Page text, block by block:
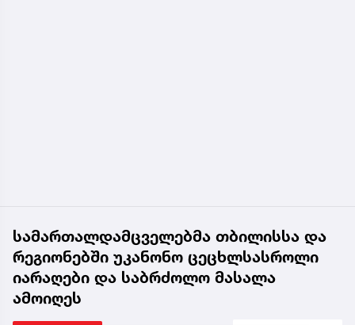
სამართალდამცველებმა თბილისსა და
რეგიონებში უკანონო ცეცხლსასროლი
იარაღები და საბრძოლო მასალა
ამოიღეს